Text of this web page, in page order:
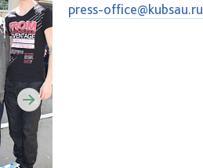
press-office@kubsau.ru